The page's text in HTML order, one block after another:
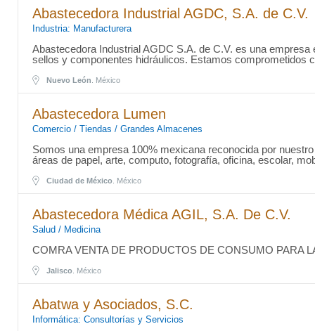
Abastecedora Industrial AGDC, S.A. de C.V.
Industria: Manufacturera
Abastecedora Industrial AGDC S.A. de C.V. es una
sellos y componentes hidráulicos. Estamos comprometidos
Nuevo León . México
Abastecedora Lumen
Comercio / Tiendas / Grandes Almacenes
Somos una empresa 100% mexicana reconocida por
áreas de papel, arte, computo, fotografía, oficina, escolar,
Ciudad de México . México
Abastecedora Médica AGIL, S.A. De C.V.
Salud / Medicina
COMRA VENTA DE PRODUCTOS DE CONSUMO PARA
Jalisco . México
Abatwa y Asociados, S.C.
Informática: Consultorías y Servicios